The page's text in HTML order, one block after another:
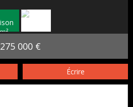
275 000 €
Écrire